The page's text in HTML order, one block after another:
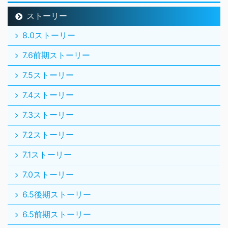
ストーリー
8.0ストーリー
7.6前期ストーリー
7.5ストーリー
7.4ストーリー
7.3ストーリー
7.2ストーリー
7.1ストーリー
7.0ストーリー
6.5後期ストーリー
6.5前期ストーリー